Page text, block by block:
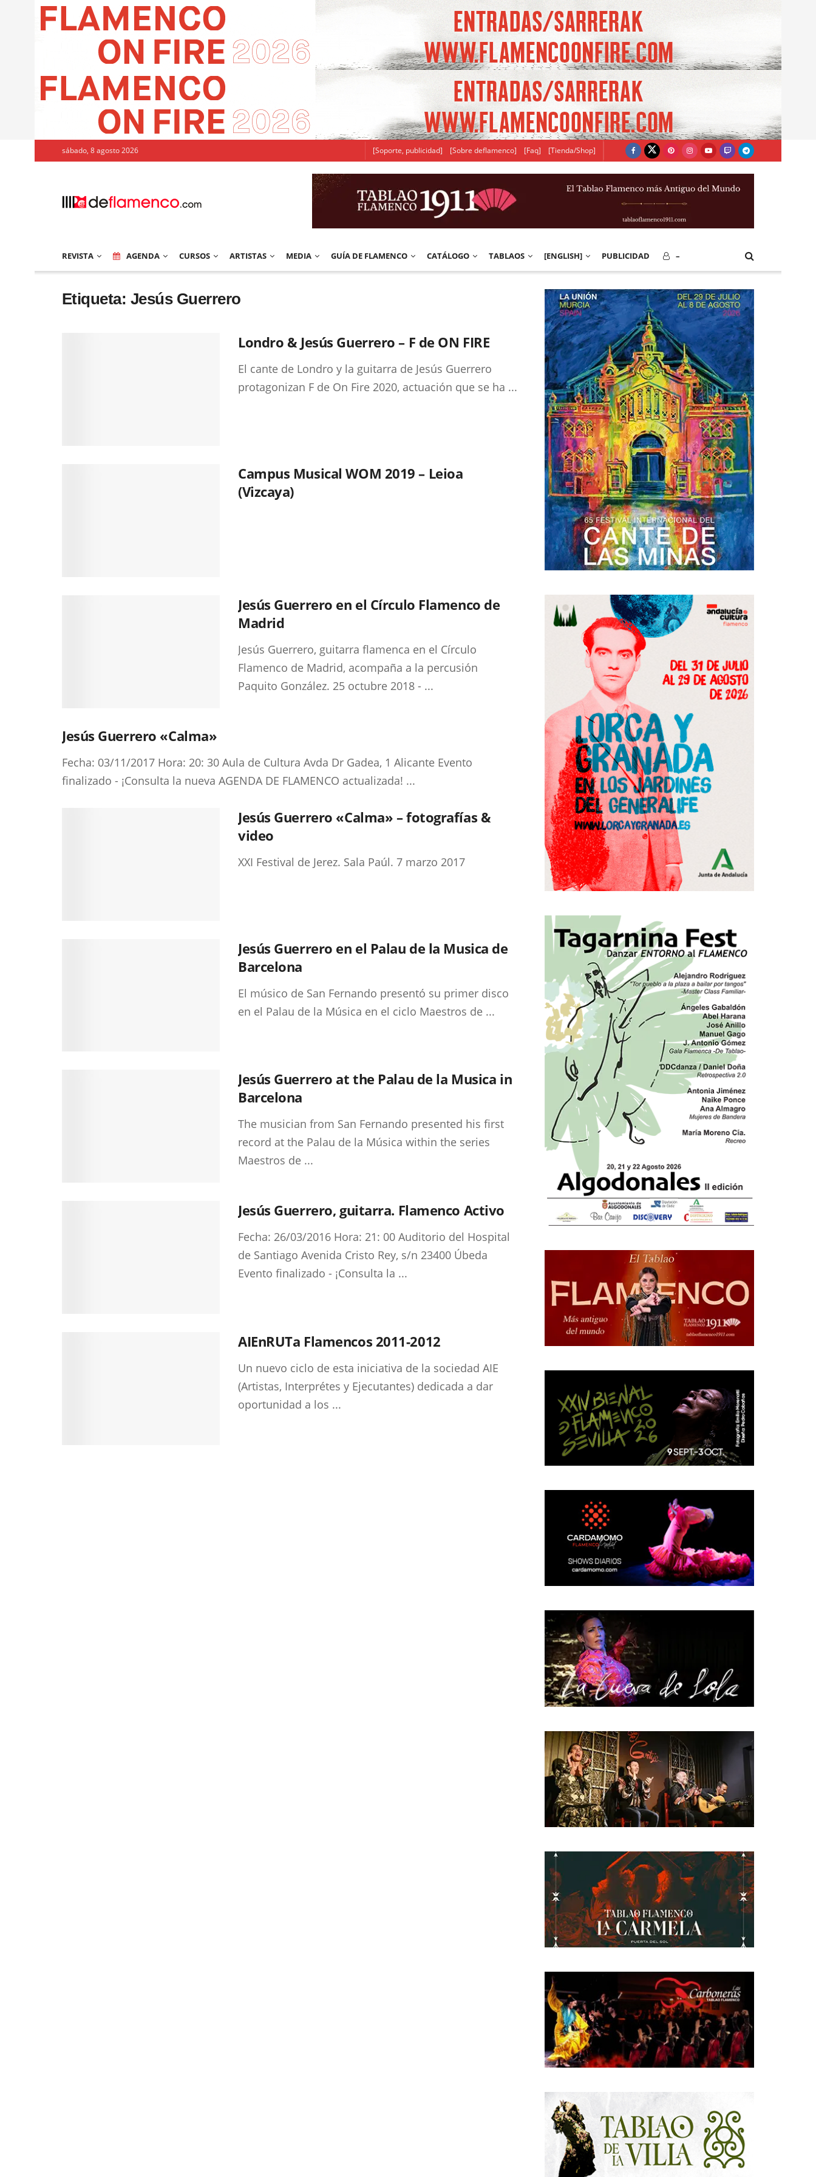
sábado, 8 agosto 2026 [Soporte, publicidad] [Sobre deflamenco] [Faq] [Tienda/Shop]
REVISTA AGENDA CURSOS ARTISTAS MEDIA GUÍA DE FLAMENCO CATÁLOGO TABLAOS [ENGLISH] PUBLICIDAD –
Etiqueta: Jesús Guerrero
Londro & Jesús Guerrero – F de ON FIRE
El cante de Londro y la guitarra de Jesús Guerrero
protagonizan F de On Fire 2020, actuación que se ha ...
Campus Musical WOM 2019 – Leioa
(Vizcaya)
Jesús Guerrero en el Círculo Flamenco de
Madrid
Jesús Guerrero, guitarra flamenca en el Círculo
Flamenco de Madrid, acompaña a la percusión
Paquito González. 25 octubre 2018 - ...
Jesús Guerrero «Calma»
Fecha: 03/11/2017 Hora: 20: 30 Aula de Cultura Avda Dr Gadea, 1 Alicante Evento
finalizado - ¡Consulta la nueva AGENDA DE FLAMENCO actualizada! ...
Jesús Guerrero «Calma» – fotografías &
video
XXI Festival de Jerez. Sala Paúl. 7 marzo 2017
Jesús Guerrero en el Palau de la Musica de
Barcelona
El músico de San Fernando presentó su primer disco
en el Palau de la Música en el ciclo Maestros de ...
Jesús Guerrero at the Palau de la Musica in
Barcelona
The musician from San Fernando presented his first
record at the Palau de la Música within the series
Maestros de ...
Jesús Guerrero, guitarra. Flamenco Activo
Fecha: 26/03/2016 Hora: 21: 00 Auditorio del Hospital
de Santiago Avenida Cristo Rey, s/n 23400 Úbeda
Evento finalizado - ¡Consulta la ...
AIEnRUTa Flamencos 2011-2012
Un nuevo ciclo de esta iniciativa de la sociedad AIE
(Artistas, Interprétes y Ejecutantes) dedicada a dar
oportunidad a los ...